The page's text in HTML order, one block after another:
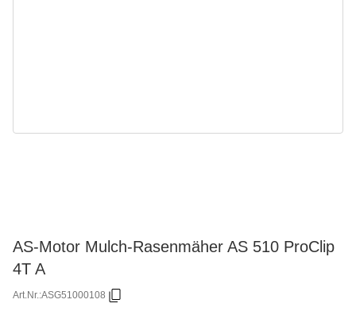
AS-Motor Mulch-Rasenmäher AS 510 ProClip
4T A
Art.Nr.:ASG51000108